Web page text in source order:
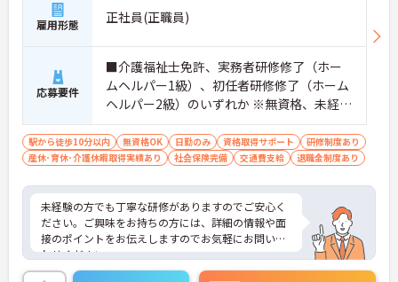
雇用形態 正社員(正職員)
応募要件
■介護福祉士免許、実務者研修修了（ホー
ムヘルパー1級）、初任者研修修了（ホーム
ヘルパー2級）のいずれか ※無資格、未経験
の方も相談可
駅から徒歩10分以内 無資格OK 日勤のみ 資格取得サポート
研修制度あり
産休･育休･介護休暇取得実績あり
社会保険完備 交通費支給 退職金制度あり
未経験の方でも丁寧な研修がありますのでご安心く
ださい。ご興味をお持ちの方には、詳細の情報や面
接のポイントをお伝えしますのでお気軽にお問い合
わせください。